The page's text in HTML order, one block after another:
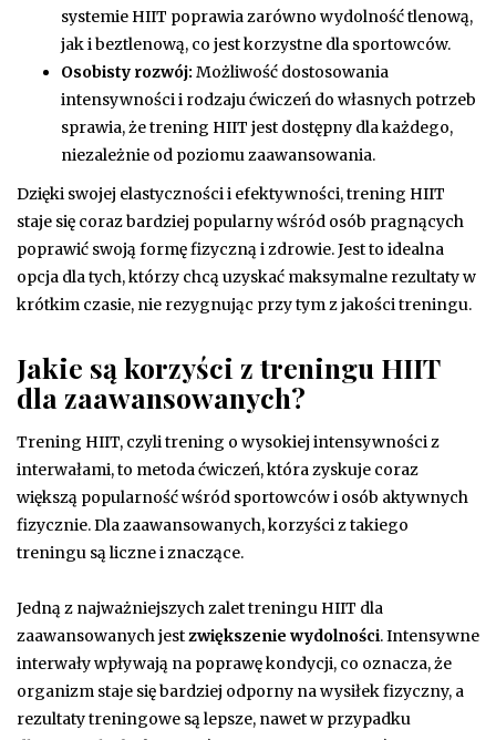
systemie HIIT poprawia zarówno wydolność tlenową,
jak i beztlenową, co jest korzystne dla sportowców.
Osobisty rozwój: Możliwość dostosowania
intensywności i rodzaju ćwiczeń do własnych potrzeb
sprawia, że trening HIIT jest dostępny dla każdego,
niezależnie od poziomu zaawansowania.
Dzięki swojej elastyczności i efektywności, trening HIIT
staje się coraz bardziej popularny wśród osób pragnących
poprawić swoją formę fizyczną i zdrowie. Jest to idealna
opcja dla tych, którzy chcą uzyskać maksymalne rezultaty w
krótkim czasie, nie rezygnując przy tym z jakości treningu.
Jakie są korzyści z treningu HIIT
dla zaawansowanych?
Trening HIIT, czyli trening o wysokiej intensywności z
interwałami, to metoda ćwiczeń, która zyskuje coraz
większą popularność wśród sportowców i osób aktywnych
fizycznie. Dla zaawansowanych, korzyści z takiego
treningu są liczne i znaczące.
Jedną z najważniejszych zalet treningu HIIT dla
zaawansowanych jestzwiększenie wydolności. Intensywne
interwały wpływają na poprawę kondycji, co oznacza, że
organizm staje się bardziej odporny na wysiłek fizyczny, a
rezultaty treningowe są lepsze, nawet w przypadku